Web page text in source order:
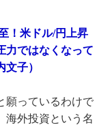
！米ドル/円上昇
力ではなくなって
子）
願っているわけで
海外投資という名